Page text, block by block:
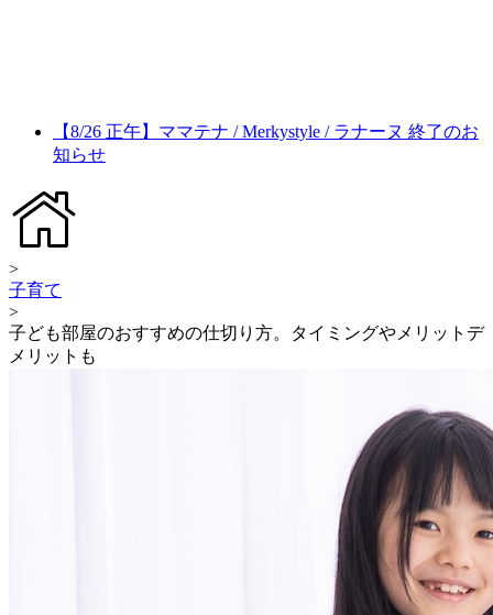
【8/26 正午】ママテナ / Merkystyle / ラナーヌ 終了のお
知らせ
>
子育て
>
子ども部屋のおすすめの仕切り方。タイミングやメリットデ
メリットも